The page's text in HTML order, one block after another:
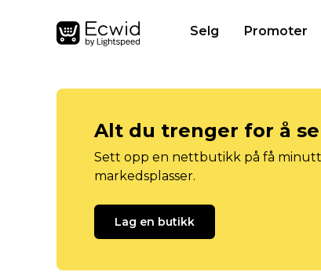
Selg Promoter
Alt du trenger for å
Sett opp en nettbutikk på få
markedsplasser.
Lag en butikk